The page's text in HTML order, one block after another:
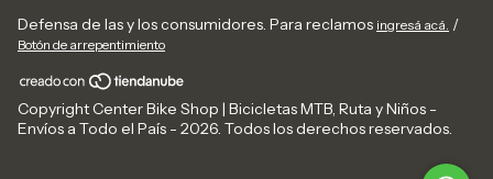
Defensa de las y los consumidores. Para reclamos ingresá acá. /
Botón de arrepentimiento
Copyright Center Bike Shop | Bicicletas MTB, Ruta y Niños -
Envíos a Todo el País - 2026. Todos los derechos reservados.